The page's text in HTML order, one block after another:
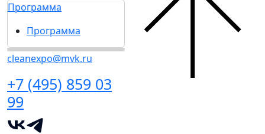
Программа
Программа
cleanexpo@mvk.ru
+7 (495) 859 03
99